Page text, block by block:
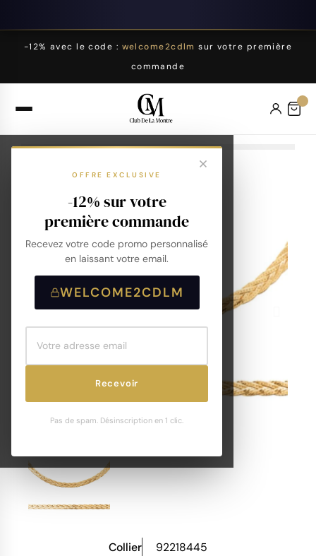
-12% avec le code : welcome2cdlm sur votre première
commande
OFFRE EXCLUSIVE
-12% sur votre
première commande
Recevez votre code promo personnalisé
en laissant votre email.
WELCOME2CDLM
Recevoir
Pas de spam. Désinscription en 1 clic.
Collier 92218445